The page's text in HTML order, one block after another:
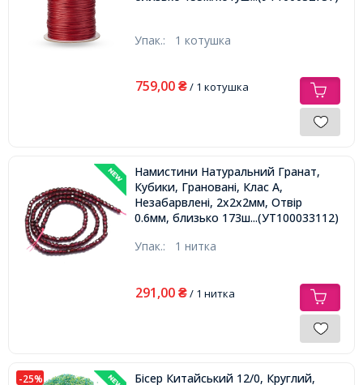
Упак.: 1 котушка
759,00 ₴/ 1 котушка
Намистини Натуральний Гранат,
Кубики, Грановані, Клас А,
Незабарвлені, 2х2х2мм, Отвір
0.6мм, близько 173шт/37см/нитка,
...(УТ100033112)
Упак.: 1 нитка
291,00 ₴/ 1 нитка
-25%
Бісер Китайський 12/0, Круглий,